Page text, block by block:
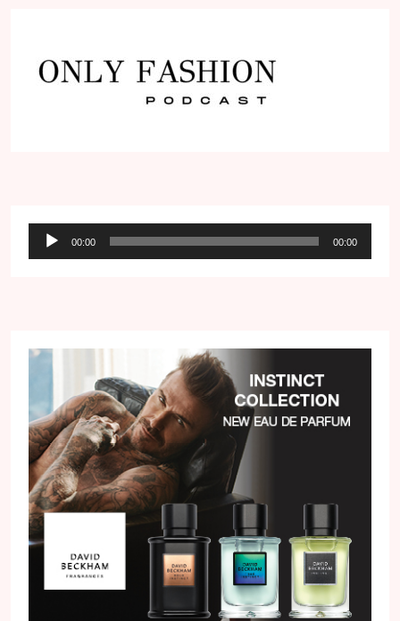
Audio
přehrávač
00:00 00:00